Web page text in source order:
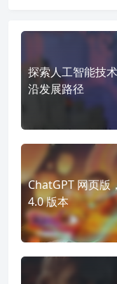
探索人工智能技
沿发展路径
ChatGPT 网页版
4.0 版本